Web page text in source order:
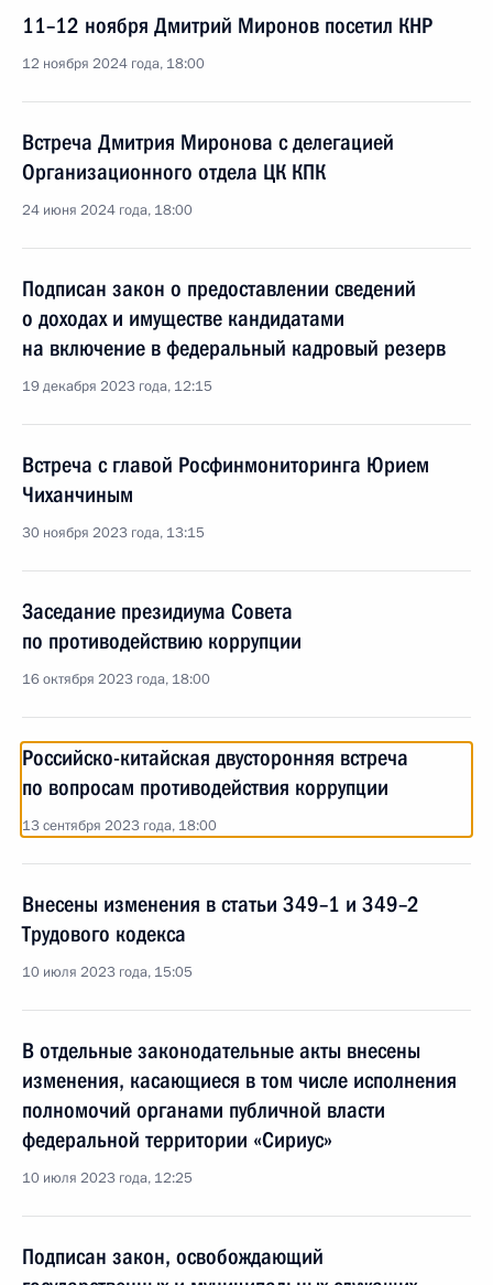
11–12 ноября Дмитрий Миронов посетил КНР
12 ноября 2024 года, 18:00
Встреча Дмитрия Миронова с делегацией
Организационного отдела ЦК КПК
24 июня 2024 года, 18:00
Подписан закон о предоставлении сведений
о доходах и имуществе кандидатами
на включение в федеральный кадровый резерв
19 декабря 2023 года, 12:15
Встреча с главой Росфинмониторинга Юрием
Чиханчиным
30 ноября 2023 года, 13:15
Заседание президиума Совета
по противодействию коррупции
16 октября 2023 года, 18:00
Российско-китайская двусторонняя встреча
по вопросам противодействия коррупции
13 сентября 2023 года, 18:00
Внесены изменения в статьи 349–1 и 349–2
Трудового кодекса
10 июля 2023 года, 15:05
В отдельные законодательные акты внесены
изменения, касающиеся в том числе исполнения
полномочий органами публичной власти
федеральной территории «Сириус»
10 июля 2023 года, 12:25
Подписан закон, освобождающий